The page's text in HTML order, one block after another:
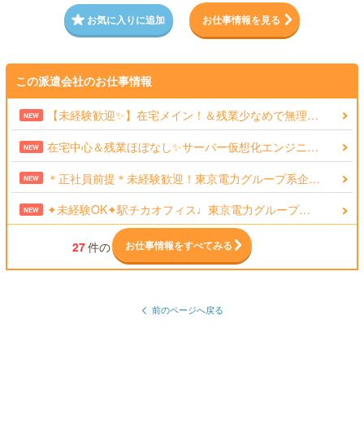
お気に入りに追加 お仕事情報を見る
この派遣会社のお仕事情報
NEW 【未経験歓迎✨】在宅メイン！＆残業少なめで無理…
NEW 在宅中心＆残業ほぼなし✨サーバー仮想化エンジニ…
NEW ＊正社員前提＊未経験歓迎！東京電力グループ系企…
NEW ✦未経験OK✦駅チカオフィス♩東京電力グループ…
27件の お仕事情報をすべてみる
前のページへ戻る